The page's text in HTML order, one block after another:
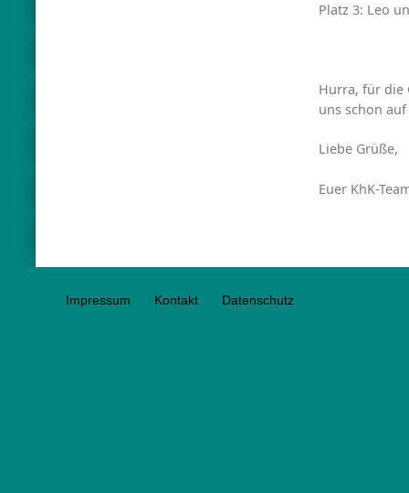
Platz 3: Leo
Hurra, für die
uns schon
Liebe Grüße,
Euer KhK-
Impressum Kontakt Datenschutz